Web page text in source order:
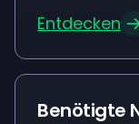
Entdecken
Benötigte